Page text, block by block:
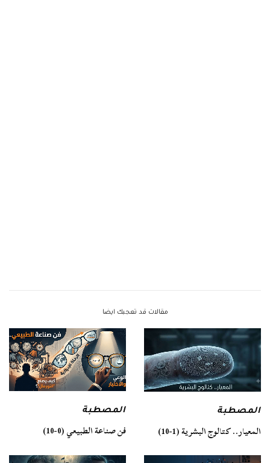
مقالات قد تعجبك ايضا
المصطبة
المعيار.. كتالوج البشرية (1-10)
المصطبة
فن صناعة الطبيعي (0-10)